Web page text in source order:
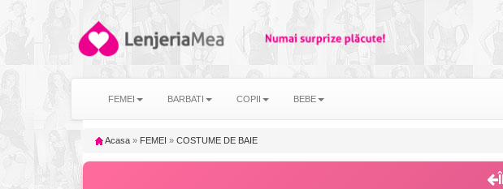
FEMEI BARBATI COPII BEBE
Acasa » FEMEI » COSTUME DE BAIE